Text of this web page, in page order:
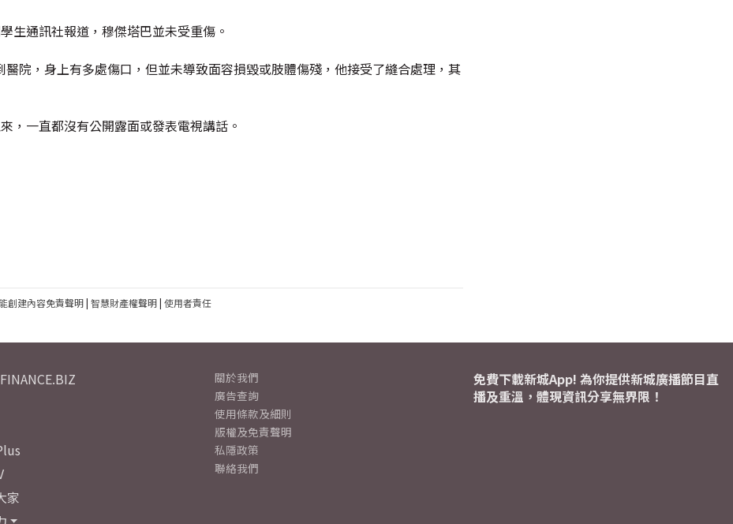
生通訊社報道，穆傑塔巴並未受重傷。
院，身上有多處傷口，但並未導致面容損毀或肢體傷殘，他接受了縫合處理，其
，一直都沒有公開露面或發表電視講話。
創建內容免責聲明| 智慧財產權聲明| 使用者責任
家
關於我們
廣告查詢
使用條款及細則
版權及免責聲明
私隱政策
聯絡我們
免費下載新城App! 為你提供新城廣播節目直
播及重溫，體現資訊分享無界限！